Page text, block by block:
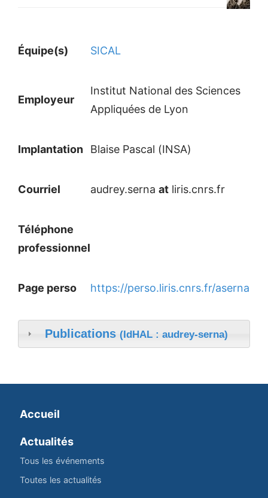
Équipe(s) SICAL
Employeur
Institut National des Sciences
Appliquées de Lyon
Implantation Blaise Pascal (INSA)
Courriel audrey.serna at liris.cnrs.fr
Téléphone
professionnel
Page perso https://perso.liris.cnrs.fr/aserna
Publications (IdHAL : audrey-serna)
Accueil
Actualités
Tous les événements
Toutes les actualités